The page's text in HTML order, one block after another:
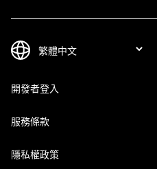
開發者登入
服務條款
隱私權政策